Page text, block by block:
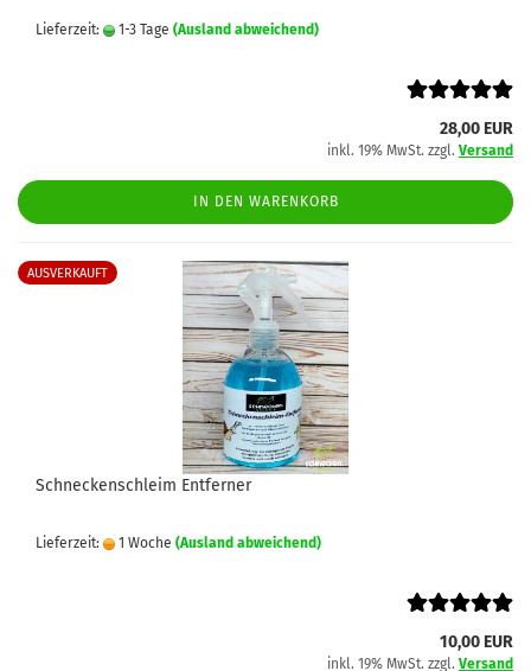
Lieferzeit: 1-3 Tage (Ausland abweichend)
28,00 EUR
inkl. 19% MwSt. zzgl. Versand
IN DEN WARENKORB
AUSVERKAUFT
Schneckenschleim Entferner
Lieferzeit: 1 Woche (Ausland abweichend)
10,00 EUR
inkl. 19% MwSt. zzgl. Versand